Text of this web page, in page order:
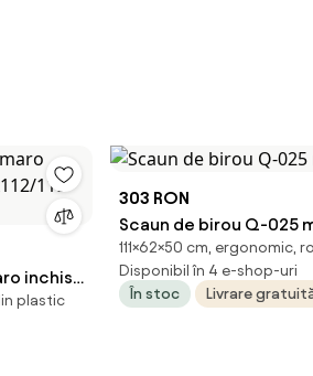
inchis,
cm
plastic
303 RON
Scaun de birou Q-025
111×62×50 cm, ergonomic,
Disponibil în 4 e-shop-uri
În stoc
Livrare